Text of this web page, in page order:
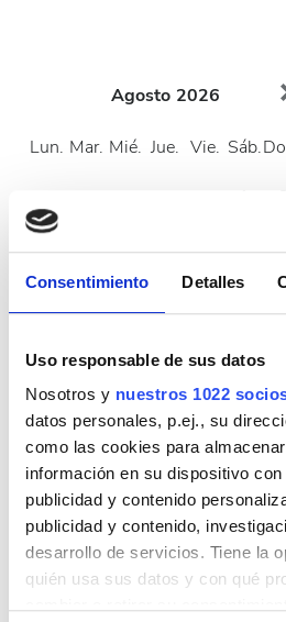
Consentimiento Detalles
Uso responsable de sus datos
Nosotros y nuestros 1022
datos personales, p.ej., su
como las cookies para
información en su dispositivo
publicidad y contenido
publicidad y contenido,
desarrollo de servicios. Tiene la
quién usa sus datos y con qué
Agosto 2026
Lun. Mar. Mié. Jue. Vie. Sáb.
10
11 12 14 15
24
25 26 27 28 29
31
Horario de atención
Lunes 07:00